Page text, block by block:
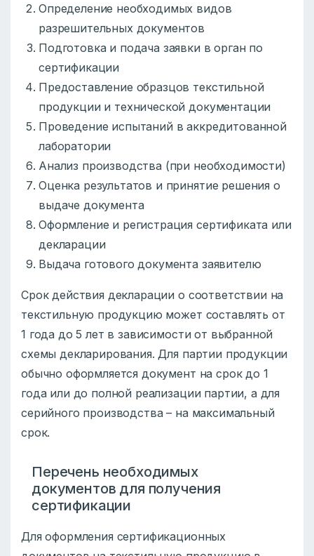
Определение необходимых видов
разрешительных документов
Подготовка и подача заявки в орган по
сертификации
Предоставление образцов текстильной
продукции и технической документации
Проведение испытаний в аккредитованной
лаборатории
Анализ производства (при необходимости)
Оценка результатов и принятие решения о
выдаче документа
Оформление и регистрация сертификата или
декларации
Выдача готового документа заявителю
Срок действия декларации о соответствии на
текстильную продукцию может составлять от
1 года до 5 лет в зависимости от выбранной
схемы декларирования. Для партии продукции
обычно оформляется документ на срок до 1
года или до полной реализации партии, а для
серийного производства – на максимальный
срок.
Перечень необходимых
документов для получения
сертификации
Для оформления сертификационных